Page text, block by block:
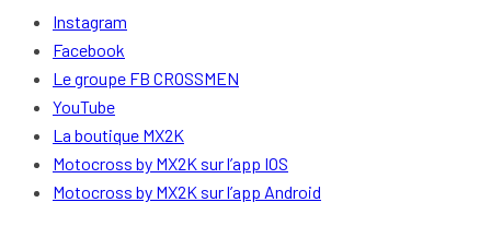
Instagram
Facebook
Le groupe FB CROSSMEN
YouTube
La boutique MX2K
Motocross by MX2K sur l’app IOS
Motocross by MX2K sur l’app Android